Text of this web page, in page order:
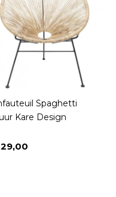
Spaghetti
Kare Design